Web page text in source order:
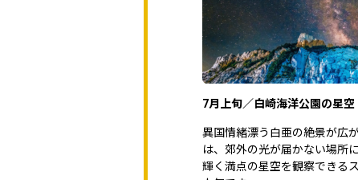
7月上旬／白崎海洋公園の星空
異国情緒漂う白亜の絶景が広
は、郊外の光が届かない場所
輝く満点の星空を観察できる